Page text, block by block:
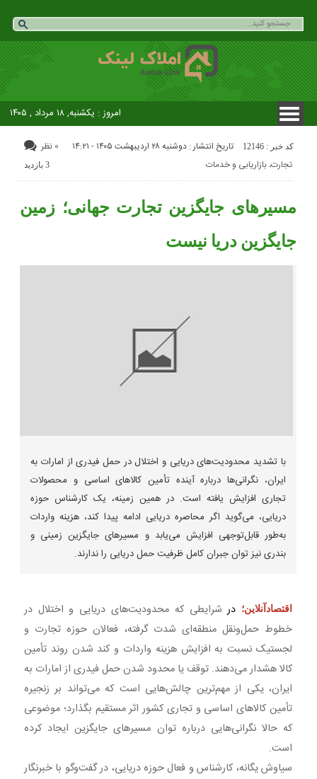
امروز : یکشنبه, ۱۸ مرداد , ۱۴۰۵
کد خبر : 12146 تاریخ انتشار : دوشنبه ۲۸ اردیبهشت ۱۴۰۵ - ۱۴:۲۱
0 نظر
تجارت، بازاریابی و خدمات
3 بازدید
مسیرهای جایگزین تجارت جهانی؛ زمین
جایگزین دریا نیست
با تشدید محدودیت‌های دریایی و اختلال در حمل فیدری از امارات به
ایران، نگرانی‌ها درباره آینده تأمین کالاهای اساسی و محصولات
تجاری افزایش یافته است. در همین زمینه، یک کارشناس حوزه
دریایی، می‌گوید اگر محاصره دریایی ادامه پیدا کند، هزینه واردات
به‌طور قابل‌توجهی افزایش می‌یابد و مسیرهای جایگزین زمینی و
بندری نیز توان جبران کامل ظرفیت حمل دریایی را ندارند.
اقتصادآنلاین؛ در شرایطی که محدودیت‌های دریایی و اختلال در
خطوط حمل‌ونقل منطقه‌ای شدت گرفته، فعالان حوزه تجارت و
لجستیک نسبت به افزایش هزینه واردات و کند شدن روند تأمین
کالا هشدار می‌دهند. توقف یا محدود شدن حمل فیدری از امارات به
ایران، یکی از مهم‌ترین چالش‌هایی است که می‌تواند بر زنجیره
تأمین کالاهای اساسی و تجاری کشور اثر مستقیم بگذارد؛ موضوعی
که حالا نگرانی‌هایی درباره توان مسیرهای جایگزین ایجاد کرده
است.
سیاوش یگانه، کارشناس و فعال حوزه دریایی، در گفت‌وگو با خبرنگار